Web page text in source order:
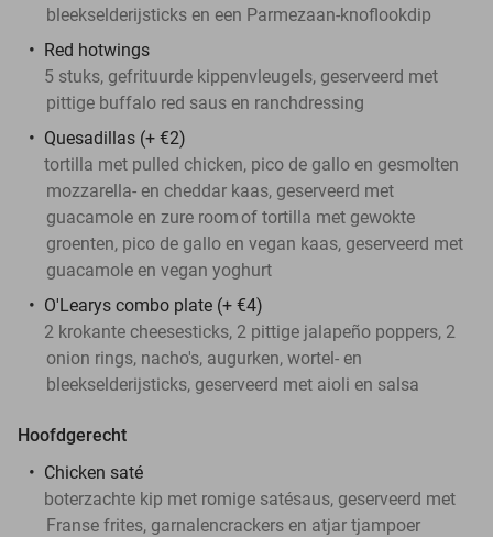
bleekselderijsticks en een Parmezaan-knoflookdip
Red hotwings
5 stuks, gefrituurde kippenvleugels, geserveerd met
pittige buffalo red saus en ranchdressing
Quesadillas (+ €2)
tortilla met pulled chicken, pico de gallo en gesmolten
mozzarella- en cheddar kaas, geserveerd met
guacamole en zure roomof tortilla met gewokte
groenten, pico de gallo en vegan kaas, geserveerd met
guacamole en vegan yoghurt
O'Learys combo plate (+ €4)
2 krokante cheesesticks, 2 pittige jalapeño poppers, 2
onion rings, nacho's, augurken, wortel- en
bleekselderijsticks, geserveerd met aioli en salsa
Hoofdgerecht
Chicken saté
boterzachte kip met romige satésaus, geserveerd met
Franse frites, garnalencrackers en atjar tjampoer